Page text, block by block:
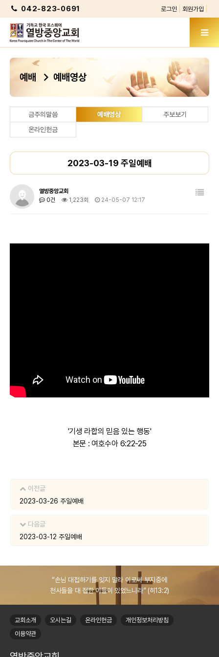
042-823-0691 로그인 회원가입
예배 chevron_right 예배영상
금주의말씀 예배영상
주보보기
온라인헌금
2023-03-19 주일예배
열방중앙교회
0건
1,223회 24-05-07 12:17
'기생 라합의 믿음 있는 행동'
본문 : 여호수아 6:22-25
이전글
2023-03-26 주일예배
다음글
2023-03-12 주일예배
“손님 대접하기를 잊지 말라 이로써 부지중에
천사들을 대 접한 이들이 있었느니라” (히13:2)
교회소개 오시는길 온라인헌금
개인정보처리방침
이용약관